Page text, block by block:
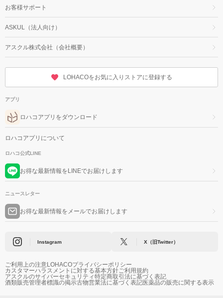
お客様サポート
ASKUL（法人向け）
アスクル株式会社（会社概要）
LOHACOをお気に入りストアに登録する
アプリ
ロハコアプリをダウンロード
ロハコアプリについて
ロハコ公式LINE
お得な最新情報をLINEでお届けします
ニュースレター
お得な最新情報をメールでお届けします
Instagram X（旧Twitter）
ご利用上の注意LOHACOプライバシーポリシー
カスタマーハラスメントに対する基本方針ご利用規約
アスクルのサイバーセキュリティ特定商取引法に基づく表記
酒類販売管理者標識の掲示古物営業法に基づく表記医薬品の販売に関する表示